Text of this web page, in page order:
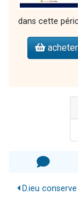
dans cette
D.ieu conserve